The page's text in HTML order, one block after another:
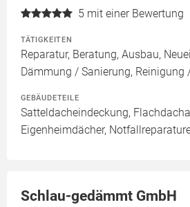
5 mit einer Bewertung
TÄTIGKEITEN
Reparatur, Beratung, Ausbau,
Dämmung / Sanierung, Reinigung
GEBÄUDETEILE
Satteldacheindeckung,
Eigenheimdächer,
Schlau-gedämmt GmbH